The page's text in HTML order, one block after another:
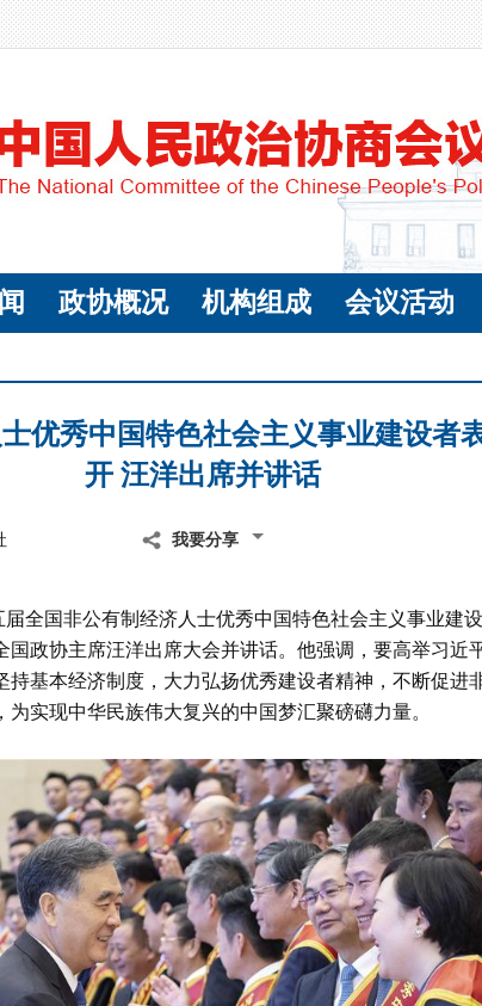
政协概况 机构组成 会议活动
优秀中国特色社会主义事业建设者
开 汪洋出席并讲话
我要分享
届全国非公有制经济人士优秀中国特色社会主义事业建
国政协主席汪洋出席大会并讲话。他强调，要高举习近
持基本经济制度，大力弘扬优秀建设者精神，不断促进
实现中华民族伟大复兴的中国梦汇聚磅礴力量。